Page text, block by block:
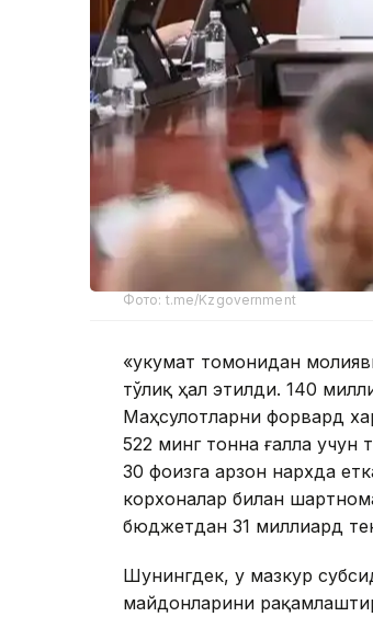
Фото: t.me/Kzgovernment
«Ҳукумат томонидан
тўлиқ ҳал этилди. 140
Маҳсулотларни форвард
522 минг тонна ғалла
30 фоизга арзон нархда
корхоналар билан
бюджетдан 31 миллиард
Шунингдек, у мазкур
майдонларини